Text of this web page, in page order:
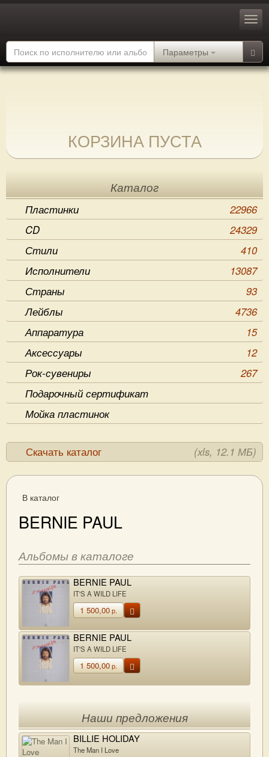
Параметры
КОРЗИНА ПУСТА
Каталог
Пластинки
22966
CD
24329
Стили
410
Исполнители
13087
Страны
93
Лейблы
4736
Аппаратура
15
Аксессуары
12
Рок-сувениры
267
Подарочный сертификат
Мойка пластинок
Скачать каталог (xls, 12.1 МБ)
В каталог
BERNIE PAUL
Альбомы в каталоге
BERNIE PAUL
IT'S A WILD LIFE
1 500,00р.
BERNIE PAUL
IT'S A WILD LIFE
1 500,00р.
Наши предложения
BILLIE HOLIDAY
The Man I Love